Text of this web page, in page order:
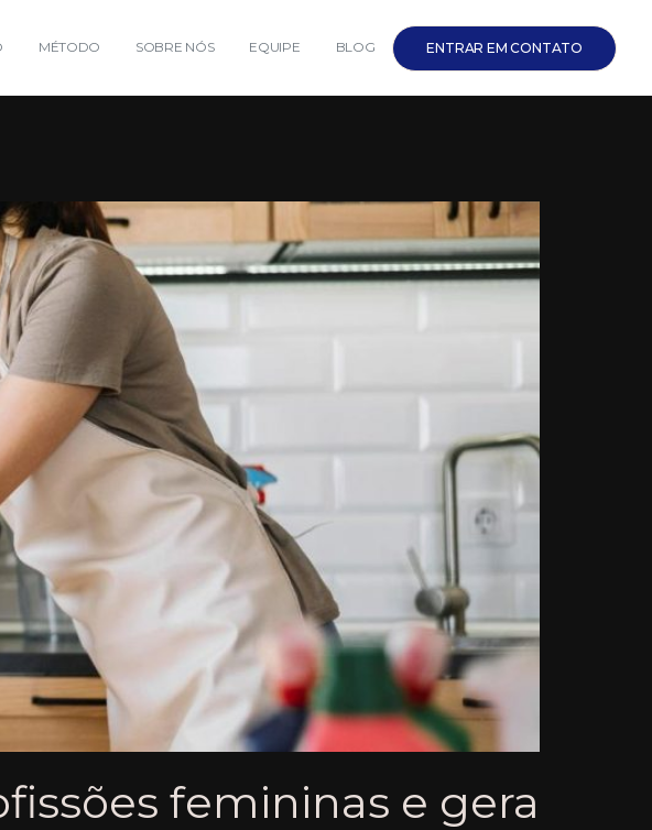
MÉTODO SOBRE NÓS EQUIPE BLOG ENTRAR EM CONTATO
femininas e gera